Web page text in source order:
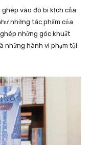
ghép vào đó bi kịch của
những tác phẩm của
những góc khuất
những hành vi phạm tội